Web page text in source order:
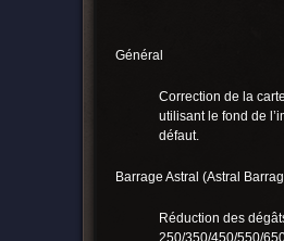
Général
Correction de la
utilisant le fond de
défaut.
Barrage Astral (Astral
Réduction des